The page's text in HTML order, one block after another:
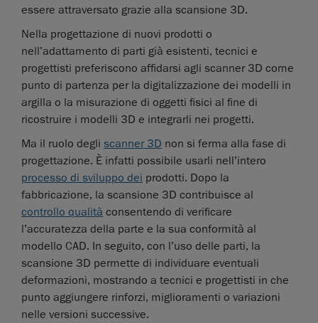
essere attraversato grazie alla scansione 3D.
Nella progettazione di nuovi prodotti o
nell’adattamento di parti già esistenti, tecnici e
progettisti preferiscono affidarsi agli scanner 3D come
punto di partenza per la digitalizzazione dei modelli in
argilla o la misurazione di oggetti fisici al fine di
ricostruire i modelli 3D e integrarli nei progetti.
Ma il ruolo degli scanner 3D non si ferma alla fase di
progettazione. È infatti possibile usarli nell’intero
processo di sviluppo dei prodotti. Dopo la
fabbricazione, la scansione 3D contribuisce al
controllo qualità consentendo di verificare
l’accuratezza della parte e la sua conformità al
modello CAD. In seguito, con l’uso delle parti, la
scansione 3D permette di individuare eventuali
deformazioni, mostrando a tecnici e progettisti in che
punto aggiungere rinforzi, miglioramenti o variazioni
nelle versioni successive.